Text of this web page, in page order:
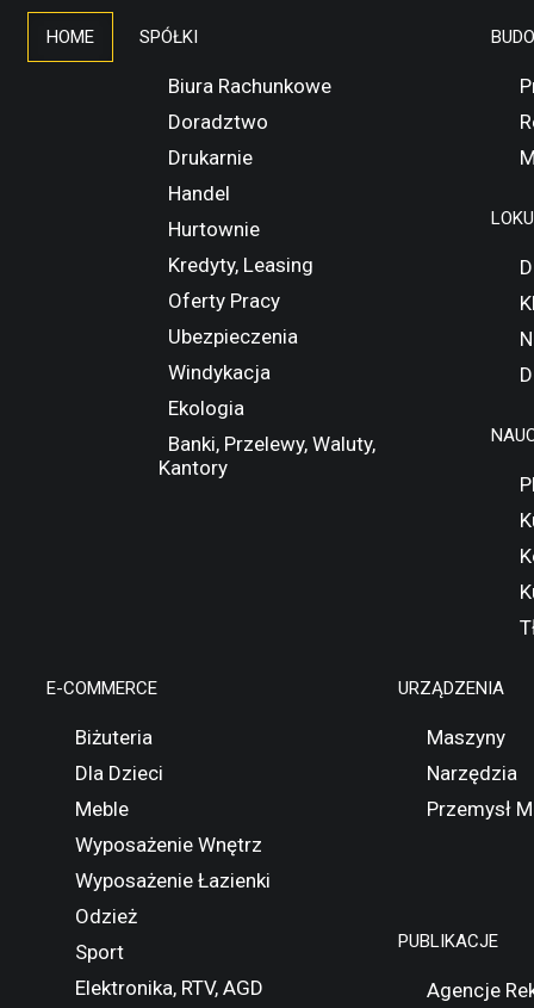
HOME SPÓŁKI
Biura Rachunkowe
Doradztwo
Drukarnie
Handel
Hurtownie
Kredyty, Leasing
Oferty Pracy
Ubezpieczenia
Windykacja
Ekologia
Banki, Przelewy, Waluty,
Kantory
E-COMMERCE
Biżuteria
Dla Dzieci
Meble
Wyposażenie Wnętrz
Wyposażenie Łazienki
Odzież
Sport
Elektronika, RTV, AGD
URZĄDZENIA
Maszyny
Narzędzia
Przemysł
PUBLIKACJE
Agencje